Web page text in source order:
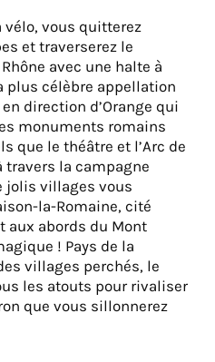
vélo, vous quitterez
et traverserez le
avec une halte à
plus célèbre appellation
direction d’Orange qui
monuments romains
que le théâtre et l’Arc de
travers la campagne
jolis villages vous
la-Romaine, cité
aux abords du Mont
! Pays de la
villages perchés, le
les atouts pour rivaliser
que vous sillonnerez